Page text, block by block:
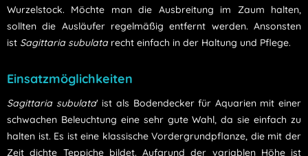
Wurzelstock. Möchte man die Ausbreitung im Zaum halten,
sollten die Ausläufer regelmäßig entfernt werden. Ansonsten
ist Sagittaria subulatarecht einfach in der Haltung und Pflege.
Einsatzmöglichkeiten
Sagittaria subulata' ist als Bodendecker für Aquarien mit einer
schwachen Beleuchtung eine sehr gute Wahl, da sie einfach zu
halten ist. Es ist eine klassische Vordergrundpflanze, die mit der
Zeit dichte Teppiche bildet. Aufgrund der variablen Höhe ist